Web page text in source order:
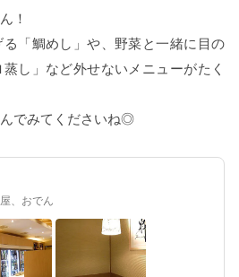
！
「鯛めし」や、野菜と一緒に目の
し」など外せないメニューがたく
でみてくださいね◎
、おでん